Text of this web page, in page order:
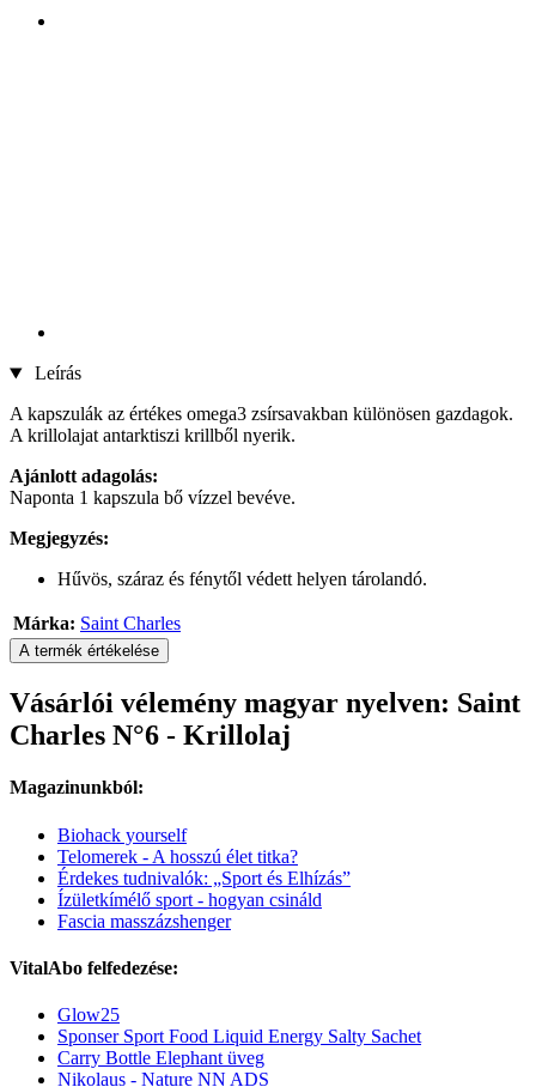
Leírás
A kapszulák az értékes omega3 zsírsavakban különösen gazdagok.
A krillolajat antarktiszi krillből nyerik.
Ajánlott adagolás:
Naponta 1 kapszula bő vízzel bevéve.
Megjegyzés:
Hűvös, száraz és fénytől védett helyen tárolandó.
Márka: Saint Charles
A termék értékelése
Vásárlói vélemény magyar nyelven: Saint
Charles N°6 - Krillolaj
Magazinunkból:
Biohack yourself
Telomerek - A hosszú élet titka?
Érdekes tudnivalók: „Sport és Elhízás”
Ízületkímélő sport - hogyan csináld
Fascia masszázshenger
VitalAbo felfedezése:
Glow25
Sponser Sport Food Liquid Energy Salty Sachet
Carry Bottle Elephant üveg
Nikolaus - Nature NN ADS